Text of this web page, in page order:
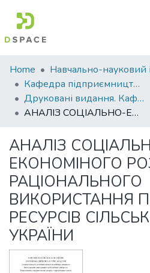
Communities
&
Collections
All of DSpace
Statistics
Home
Кафедра підприємництва і права
Друковані видання. Кафедра підприємництва і права
АНАЛІЗ СОЦІАЛЬНО-ЕКОНОМІНОГО РОЗВИТКУ ТА РАЦІОНАЛЬНОГО ВИКОРИСТАННЯ ПРИРОДНИХ РЕСУРСІВ СІЛЬСЬКИХ ТЕРИТОРІЙ УКРАЇНИ
АНАЛІЗ
ЕКОНОМІНОГО
РАЦІОНАЛЬНОГО
ВИКОРИСТАННЯ
РЕСУРСІВ
УКРАЇНИ